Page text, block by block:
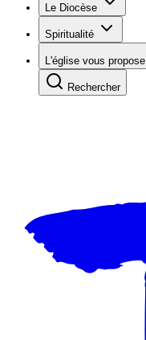
Le Diocèse
Spiritualité
L'église vous propose
Rechercher